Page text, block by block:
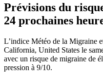
Prévisions du
24 prochaines
L’indice Météo de la Migraine
California, United States le
avec un risque de migraine de
pression à 9/10.